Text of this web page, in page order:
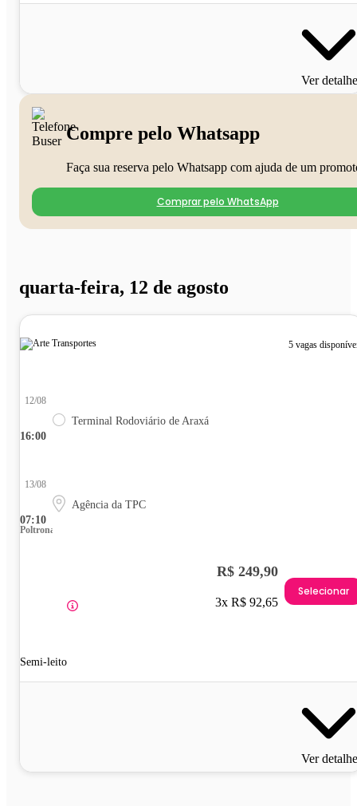
Ver
Compre pelo Whatsapp
Faça sua reserva pelo Whatsapp com ajuda de um
Comprar pelo WhatsApp
quarta-feira, 12 de agosto
5 vagas
16:00
12/08
Terminal Rodoviário de Araxá
07:10
13/08
Agência da TPC
Poltrona
Semi-leito
R$ 249,90
3x R$ 92,65
Selecionar
Ver